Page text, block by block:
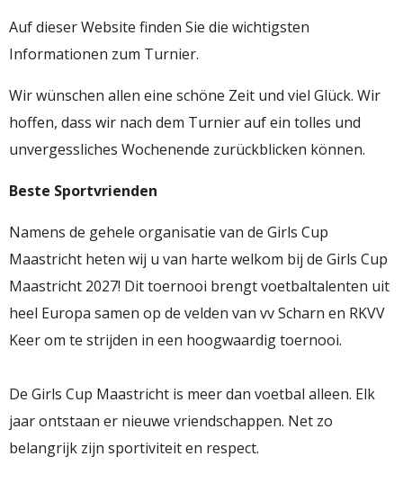
Auf dieser Website finden Sie die wichtigsten
Informationen zum Turnier.
Wir wünschen allen eine schöne Zeit und viel Glück. Wir
hoffen, dass wir nach dem Turnier auf ein tolles und
unvergessliches Wochenende zurückblicken können.
Beste Sportvrienden
Namens de gehele organisatie van de Girls Cup
Maastricht heten wij u van harte welkom bij de Girls Cup
Maastricht 2027! Dit toernooi brengt voetbaltalenten uit
heel Europa samen op de velden van vv Scharn en RKVV
Keer om te strijden in een hoogwaardig toernooi.
De Girls Cup Maastricht is meer dan voetbal alleen. Elk
jaar ontstaan er nieuwe vriendschappen. Net zo
belangrijk zijn sportiviteit en respect.